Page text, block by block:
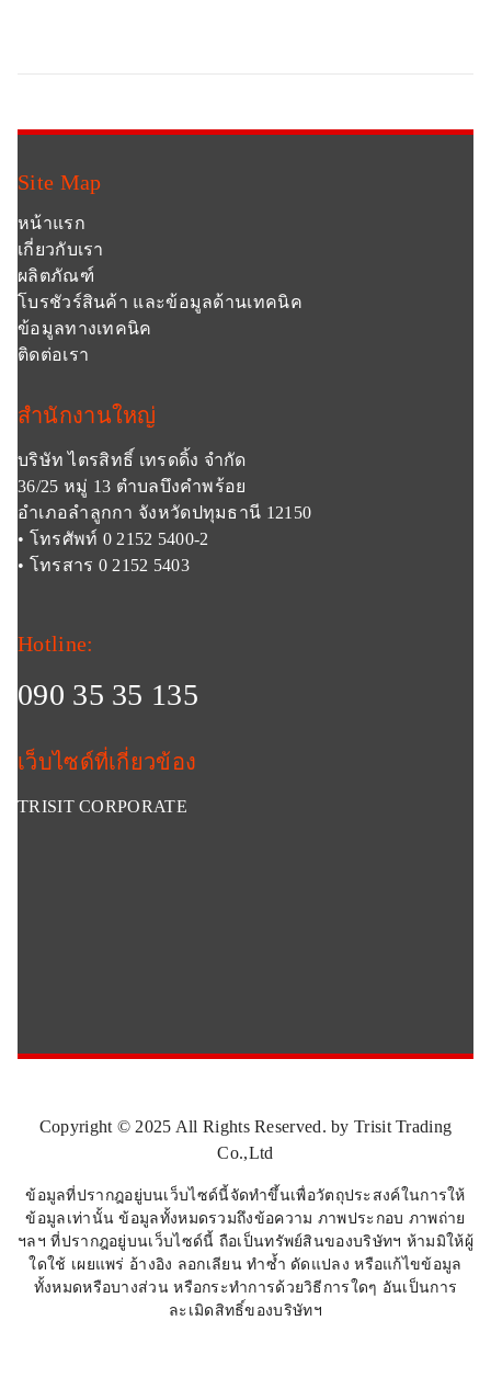
Site Map
หน้าแรก
เกี่ยวกับเรา
ผลิตภัณฑ์
โบรชัวร์สินค้า และข้อมูลด้านเทคนิค
ข้อมูลทางเทคนิค
ติดต่อเรา
สำนักงานใหญ่
บริษัท ไตรสิทธิ์ เทรดดิ้ง จำกัด
36/25 หมู่ 13 ตำบลบึงคำพร้อย
อำเภอลำลูกกา จังหวัดปทุมธานี 12150
• โทรศัพท์ 0 2152 5400-2
• โทรสาร 0 2152 5403
Hotline:
090 35 35 135
เว็บไซด์ที่เกี่ยวข้อง
TRISIT CORPORATE
Copyright © 2025 All Rights Reserved. by Trisit Trading
Co.,Ltd
ข้อมูลที่ปรากฎอยู่บนเว็บไซด์นี้จัดทำขึ้นเพื่อวัตถุประสงค์ในการให้
ข้อมูลเท่านั้น ข้อมูลทั้งหมดรวมถึงข้อความ ภาพประกอบ ภาพถ่าย
ฯลฯ ที่ปรากฎอยู่บนเว็บไซด์นี้ ถือเป็นทรัพย์สินของบริษัทฯ ห้ามมิให้ผู้
ใดใช้ เผยแพร่ อ้างอิง ลอกเลียน ทำซ้ำ ดัดแปลง หรือแก้ไขข้อมูล
ทั้งหมดหรือบางส่วน หรือกระทำการด้วยวิธีการใดๆ อันเป็นการ
ละเมิดสิทธิ์ของบริษัทฯ